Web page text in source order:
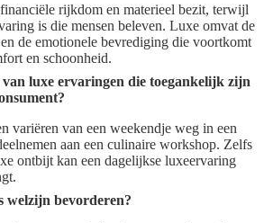
rijkdom en materieel bezit, terwijl
is die mensen beleven. Luxe omvat de
de emotionele bevrediging die voortkomt
en schoonheid.
luxe ervaringen die toegankelijk zijn
variëren van een weekendje weg in een
aan een culinaire workshop. Zelfs
ontbijt kan een dagelijkse luxeervaring
welzijn bevorderen?